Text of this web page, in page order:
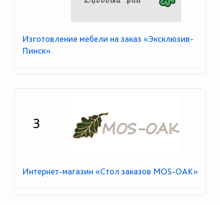
Изготовление мебели на заказ «Эксклюзив-
Пинск»
3
Интернет-магазин «Стол заказов MOS-OAK»